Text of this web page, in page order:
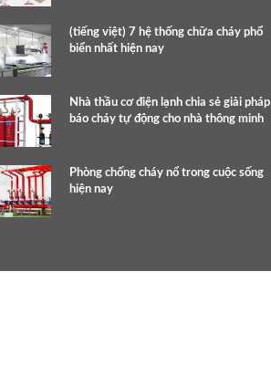
(tiếng việt) 7 hệ thống chữa cháy phổ
biển nhất hiện nay
Nhà thầu cơ điện lạnh chia sẻ giải pháp
báo cháy tự động cho nhà thông minh
Phòng chống cháy nổ trong cuộc sống
hiện nay